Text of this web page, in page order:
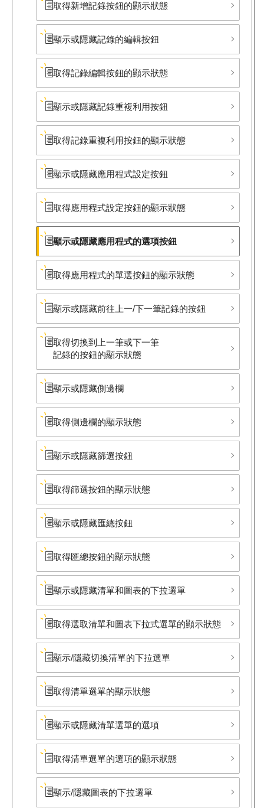
取得新增記錄按鈕的顯示狀態
顯示或隱藏記錄的編輯按鈕
取得記錄編輯按鈕的顯示狀態
顯示或隱藏記錄重複利用按鈕
取得記錄重複利用​按鈕的顯示狀態
顯示或隱藏應用程式設定按鈕
取得應用程式設定按鈕的顯示狀態
顯示或隱藏應用程式的選項按鈕
取得應用程式的單選按鈕的顯示狀態
顯示或隱藏前往上一/下一筆​記錄的按鈕
取得切換到上一筆或下一筆​
記錄的按鈕的顯示狀態
顯示或隱藏側邊欄
取得側邊欄的顯示狀態
顯示或隱藏篩選按鈕
取得篩選按鈕的顯示狀態
顯示或隱藏匯總按鈕
取得匯總按鈕的顯示狀態
顯示或隱藏清單和圖表的下拉選單
取得選取清單和圖表下拉式選單的顯示狀態
顯示/隱藏切換清單的下拉選單
取得清單選單的顯示狀態
顯示或隱藏清單選單的選項
取得清單選單的選項的顯示狀態
顯示/隱藏圖表的下拉選單